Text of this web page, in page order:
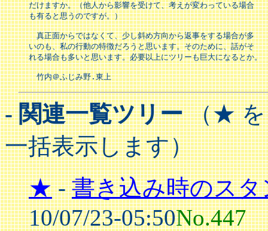
だけますか。（他人から影響を受けて、考えが変わっている場合
も有ると思うのですが。）
真正面からではなくて、少し斜め方向から返事をする場合が多
いのも、私の行動の特徴だろうと思います。そのために、話がそ
れる場合も多いと思います。必要以上にツリーも巨大になるとか。
竹内＠ふじみ野.東上
- 関連一覧ツリー（★ を
一括表示します）
★-書き込み時のスタ
10/07/23-05:50No.447